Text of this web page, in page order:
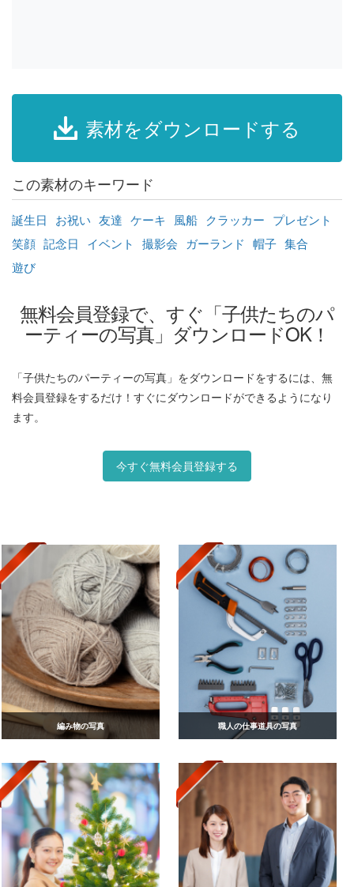
素材をダウンロードする
この素材のキーワード
誕生日 お祝い 友達 ケーキ 風船 クラッカー プレゼント
笑顔 記念日 イベント 撮影会 ガーランド 帽子 集合
遊び
無料会員登録で、すぐ「子供たちのパ
ーティーの写真」ダウンロードOK！
「子供たちのパーティーの写真」をダウンロードをするには、無
料会員登録をするだけ！すぐにダウンロードができるようになり
ます。
今すぐ無料会員登録する
編み物の写真 職人の仕事道具の写真